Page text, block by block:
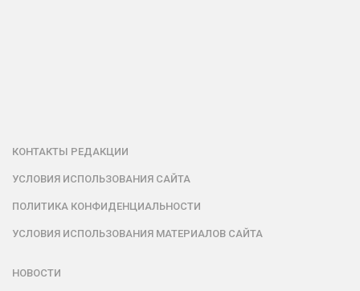
КОНТАКТЫ РЕДАКЦИИ
УСЛОВИЯ ИСПОЛЬЗОВАНИЯ САЙТА
ПОЛИТИКА КОНФИДЕНЦИАЛЬНОСТИ
УСЛОВИЯ ИСПОЛЬЗОВАНИЯ МАТЕРИАЛОВ САЙТА
НОВОСТИ